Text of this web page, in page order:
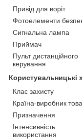
Привід для воріт
Фотоелементи
Сигнальна лампа
Приймач
Пульт дистанційного
керування
Користувальницькі
Клас захисту
Країна-виробник
Призначення
Інтенсивність
використання